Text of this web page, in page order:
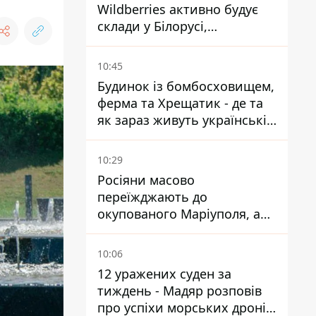
Wildberries активно будує
склади у Білорусі,
Казахстані, Узбекистані
10:45
Будинок із бомбосховищем,
ферма та Хрещатик - де та
як зараз живуть українські
знаменитості
10:29
Росіяни масово
переїжджають до
окупованого Маріуполя, а
місцевих залишають без
житла
10:06
12 уражених суден за
тиждень - Мадяр розповів
про успіхи морських дронів